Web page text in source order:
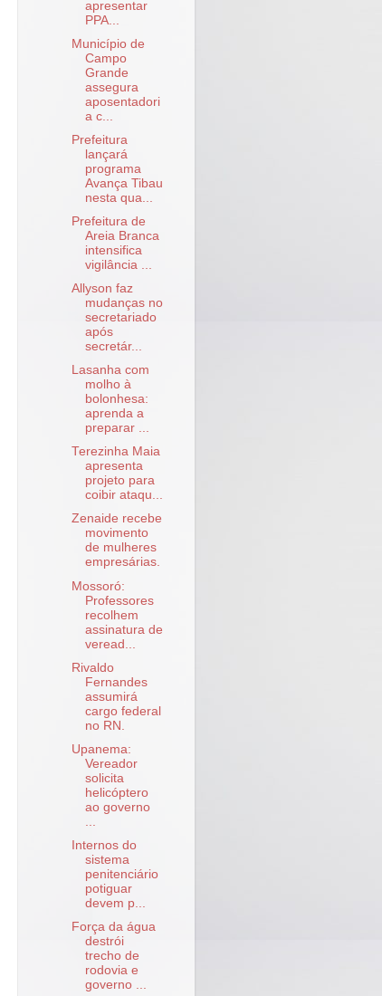
apresentar
PPA...
Município de
Campo
Grande
assegura
aposentadori
a c...
Prefeitura
lançará
programa
Avança Tibau
nesta qua...
Prefeitura de
Areia Branca
intensifica
vigilância ...
Allyson faz
mudanças no
secretariado
após
secretár...
Lasanha com
molho à
bolonhesa:
aprenda a
preparar ...
Terezinha Maia
apresenta
projeto para
coibir ataqu...
Zenaide recebe
movimento
de mulheres
empresárias.
Mossoró:
Professores
recolhem
assinatura de
veread...
Rivaldo
Fernandes
assumirá
cargo federal
no RN.
Upanema:
Vereador
solicita
helicóptero
ao governo
Internos do
sistema
penitenciário
potiguar
devem p...
Força da água
destrói
trecho de
rodovia e
governo ...